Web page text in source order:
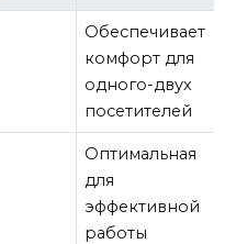
Обеспечивает
комфорт для
одного-двух
посетителей
Оптимальная
для
эффективной
работы